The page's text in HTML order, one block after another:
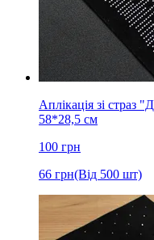
Аплікація зі страз
58*28,5 см
100 грн
66 грн(Від 500 шт)